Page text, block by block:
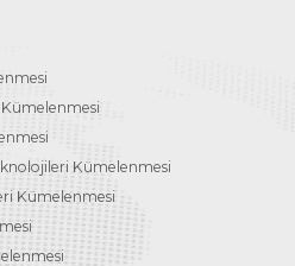
Kümelenmesi
Kümelenmesi
Kümelenmesi